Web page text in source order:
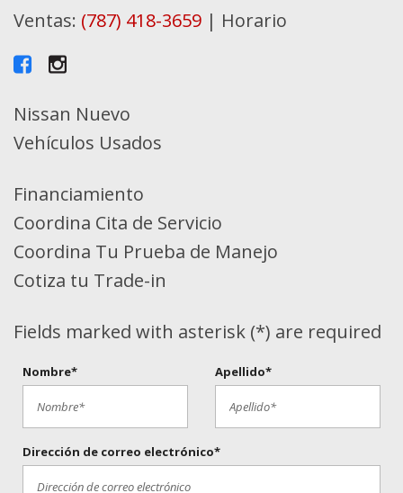
Remote Keyless Entry w/Integrated Key
Ignition Switch and Panic Button
Access and Mechanical Fuel
Asientos de tela
Smart Device Integration
Sport Leather/Metal-Look Steering
Wheel
Ventas: (787) 418-3659 | Horario
Nissan Nuevo
Vehículos Usados
Financiamiento
Coordina Cita de Servicio
Coordina Tu Prueba de Manejo
Cotiza tu Trade-in
Fields marked with asterisk (*) are required
Nombre* Apellido*
Dirección de correo electrónico*